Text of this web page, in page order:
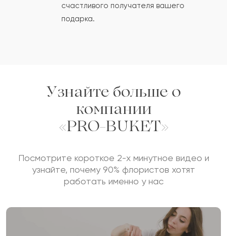
счастливого получателя вашего
подарка.
Узнайте больше о
компании
«PRO-BUKET»
Посмотрите короткое 2-х минутное видео и
узнайте, почему 90% флористов хотят
работать именно у нас